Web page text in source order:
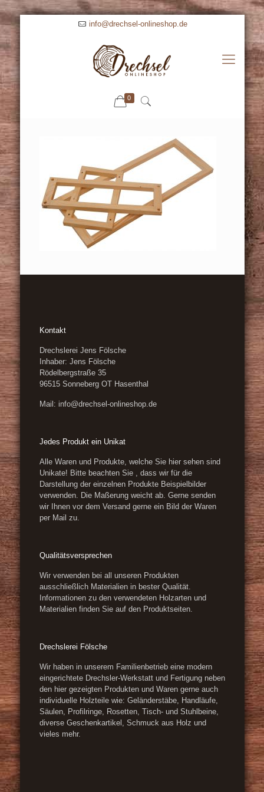
info@drechsel-onlineshop.de
0
Kontakt
Drechslerei Jens Fölsche
Inhaber: Jens Fölsche
Rödelbergstraße 35
96515 Sonneberg OT Hasenthal
Mail: info@drechsel-onlineshop.de
Jedes Produkt ein Unikat
Alle Waren und Produkte, welche Sie hier sehen sind
Unikate! Bitte beachten Sie , dass wir für die
Darstellung der einzelnen Produkte Beispielbilder
verwenden. Die Maßerung weicht ab. Gerne senden
wir Ihnen vor dem Versand gerne ein Bild der Waren
per Mail zu.
Qualitätsversprechen
Wir verwenden bei all unseren Produkten
ausschließlich Materialien in bester Qualität.
Informationen zu den verwendeten Holzarten und
Materialien finden Sie auf den Produktseiten.
Drechslerei Fölsche
Wir haben in unserem Familienbetrieb eine modern
eingerichtete Drechsler-Werkstatt und Fertigung neben
den hier gezeigten Produkten und Waren gerne auch
individuelle Holzteile wie: Geländerstäbe, Handläufe,
Säulen, Profilringe, Rosetten, Tisch- und Stuhlbeine,
diverse Geschenkartikel, Schmuck aus Holz und
vieles mehr.